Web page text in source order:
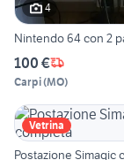
4
100 €
Carpi(MO)
Vetrina
Postazione Simagic